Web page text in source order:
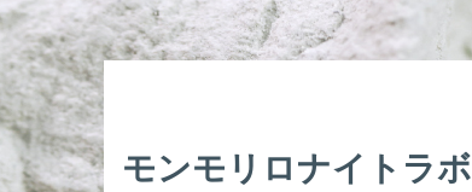
モンモリロナイトラボ